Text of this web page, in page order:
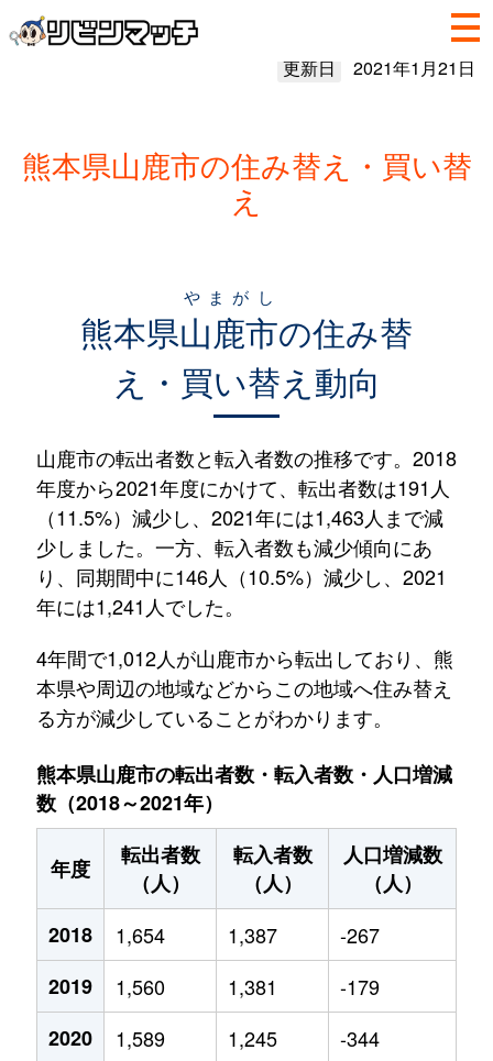
更新日 2021年1月21日
熊本県山鹿市の住み替え・買い替
え
熊本県山鹿市
やまがし
の住み替
え・買い替え動向
山鹿市の転出者数と転入者数の推移です。2018
年度から2021年度にかけて、転出者数は191人
（11.5%）減少し、2021年には1,463人まで減
少しました。一方、転入者数も減少傾向にあ
り、同期間中に146人（10.5%）減少し、2021
年には1,241人でした。
4年間で1,012人が山鹿市から転出しており、熊
本県や周辺の地域などからこの地域へ住み替え
る方が減少していることがわかります。
熊本県山鹿市の転出者数・転入者数・人口増減
数（2018～2021年）
年度
転出者数
（人）
転入者数
（人）
人口増減数
（人）
2018
1,654 1,387
-267
2019
1,560 1,381
-179
2020
1,589 1,245
-344